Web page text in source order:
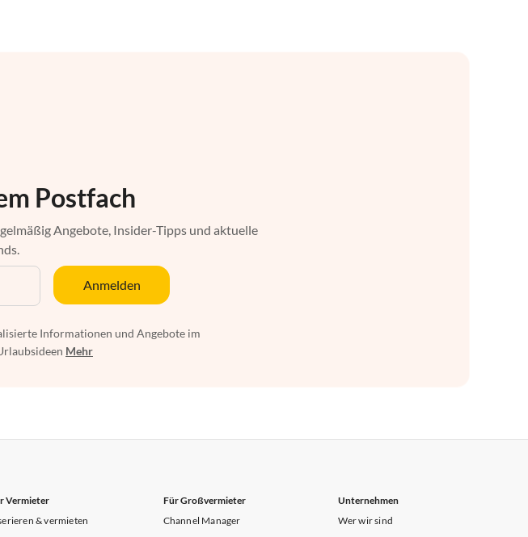
Postfach
Angebote, Insider-Tipps und aktuelle
Anmelden
Informationen und Angebote im
Mehr
Vermieter
& vermieten
Für Großvermieter
Channel Manager
Unternehmen
Wer wir sind